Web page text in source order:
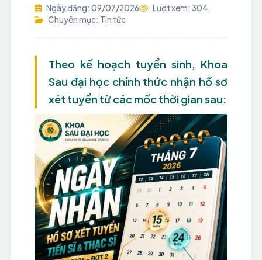
Ngày đăng: 09/07/2026
Lượt xem: 304
Chuyên mục: Tin tức
Theo kế hoạch tuyển sinh, Khoa
Sau đại học chính thức nhận hồ sơ
xét tuyển từ các mốc thời gian sau: